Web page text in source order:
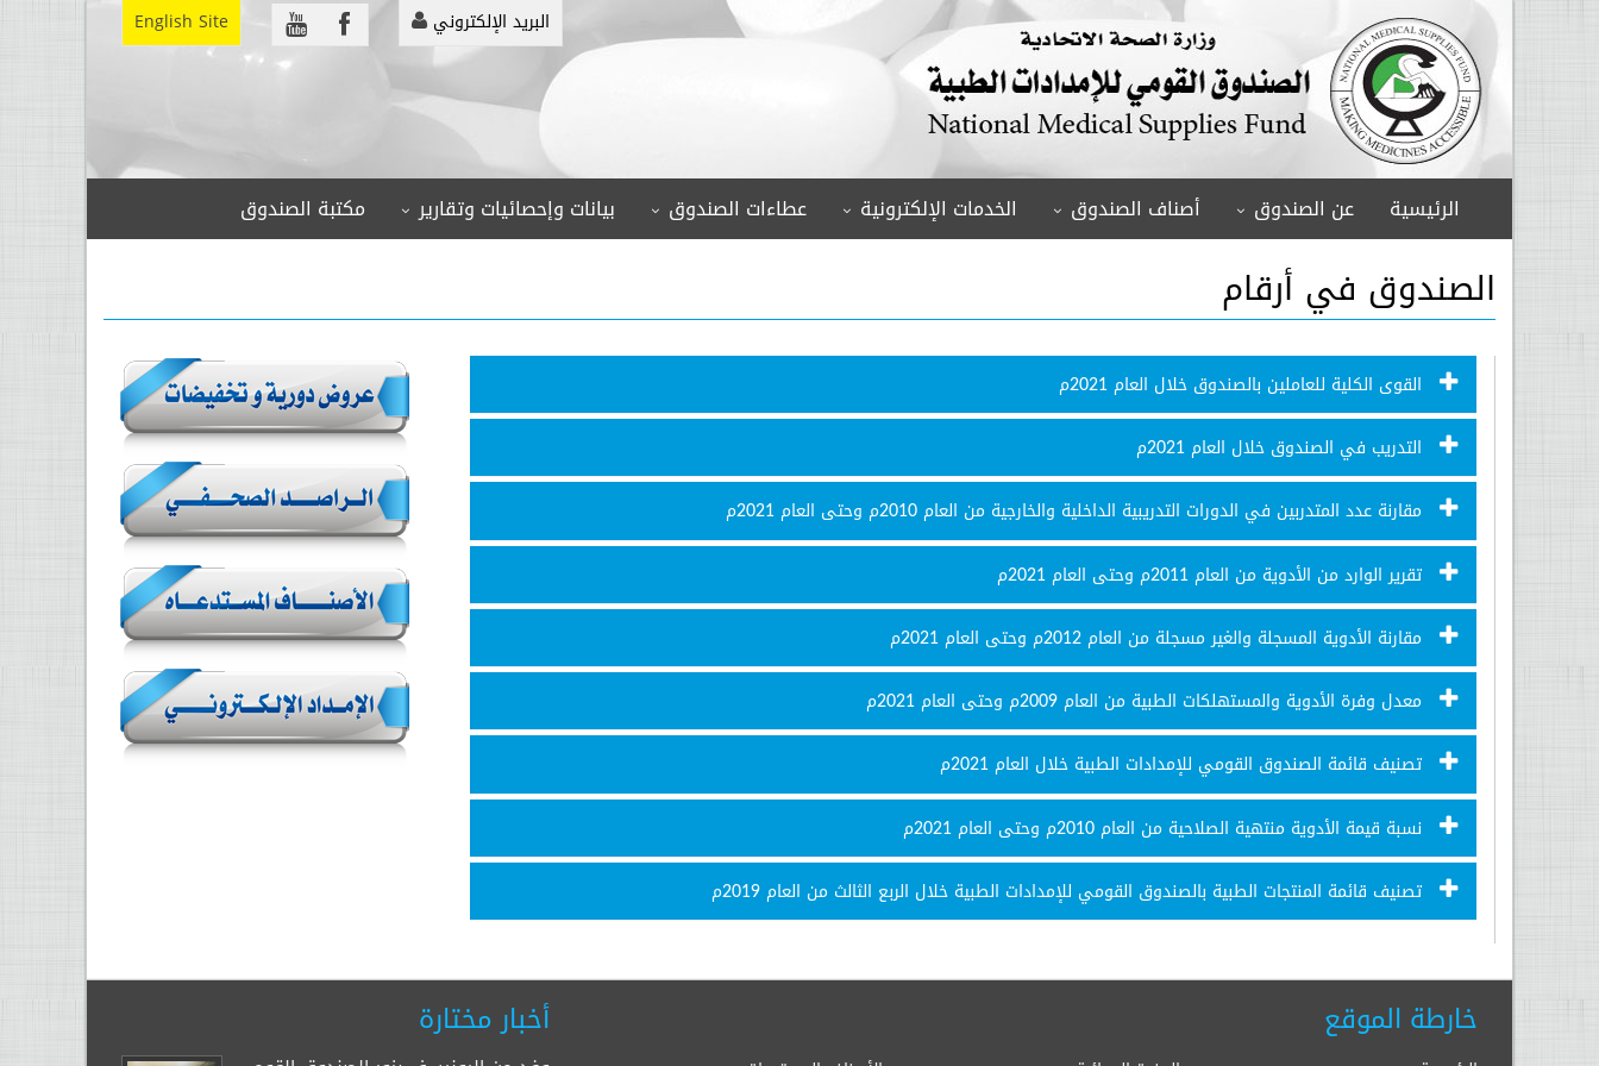
English Site البريد الإلكتروني
الرئيسية عن الصندوق أصناف الصندوق الخدمات الإلكترونية عطاءات الصندوق بيانات وإحصائيات وتقارير مكتبة الصندوق
الصندوق في أرقام
القوى الكلية للعاملين بالصندوق خلال العام 2021م
التدريب في الصندوق خلال العام 2021م
مقارنة عدد المتدربين في الدورات التدريبية الداخلية والخارجية من العام 2010م وحتى العام 2021م
تقرير الوارد من الأدوية من العام 2011م وحتى العام 2021م
مقارنة الأدوية المسجلة والغير مسجلة من العام 2012م وحتى العام 2021م
معدل وفرة الأدوية والمستهلكات الطبية من العام 2009م وحتى العام 2021م
تصنيف قائمة الصندوق القومي للإمدادات الطبية خلال العام 2021م
نسبة قيمة الأدوية منتهية الصلاحية من العام 2010م وحتى العام 2021م
تصنيف قائمة المنتجات الطبية بالصندوق القومي للإمدادات الطبية خلال الربع الثالث من العام 2019م
خارطة الموقع أخبار مختارة